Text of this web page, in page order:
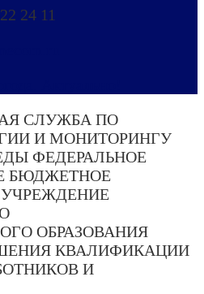
24 11
СЛУЖБА ПО
И МОНИТОРИНГУ
ФЕДЕРАЛЬНОЕ
БЮДЖЕТНОЕ
УЧРЕЖДЕНИЕ
ОБРАЗОВАНИЯ
КВАЛИФИКАЦИИ
И